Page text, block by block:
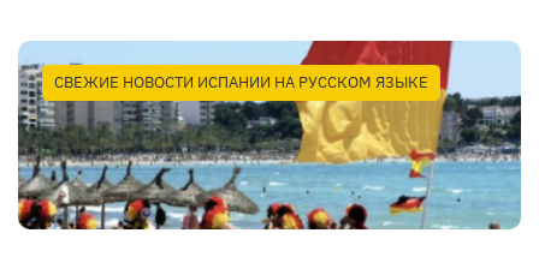
СВЕЖИЕ НОВОСТИ ИСПАНИИ НА РУССКОМ ЯЗЫКЕ